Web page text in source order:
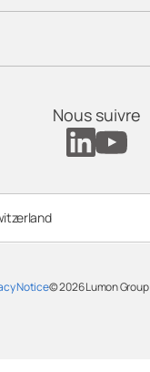
Nous suivre
Notice© 2026Lumon Group